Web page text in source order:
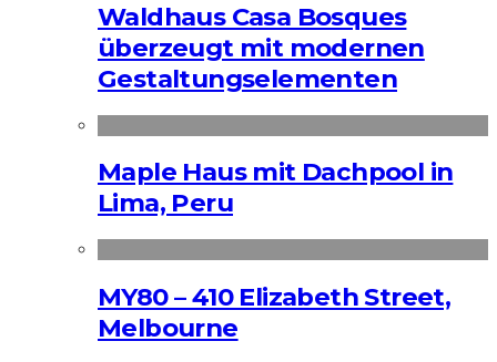
Waldhaus Casa Bosques
überzeugt mit modernen
Gestaltungselementen
Maple Haus mit Dachpool in
Lima, Peru
MY80 – 410 Elizabeth Street,
Melbourne